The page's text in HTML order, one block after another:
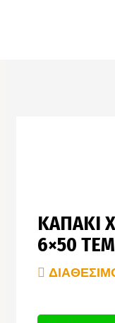
ΚΑΠΑΚΙ
6×50 TEM